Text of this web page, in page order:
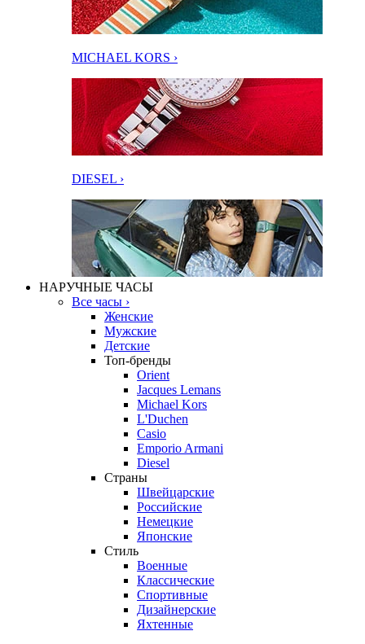
MICHAEL KORS ›
DIESEL ›
НАРУЧНЫЕ ЧАСЫ
Все часы ›
Женские
Мужские
Детские
Топ-бренды
Orient
Jacques Lemans
Michael Kors
L'Duchen
Casio
Emporio Armani
Diesel
Страны
Швейцарские
Российские
Немецкие
Японские
Стиль
Военные
Классические
Спортивные
Дизайнерские
Яхтенные